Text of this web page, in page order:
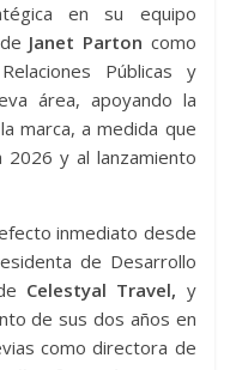
en su equipo
Janet Parton como
Públicas y
área, apoyando la
marca, a medida que
2026 y al lanzamiento
inmediato desde
de Desarrollo
Celestyal Travel, y
de sus dos años en
como directora de